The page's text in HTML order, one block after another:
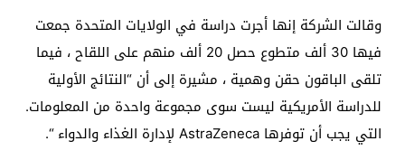
وقالت الشركة إنها أجرت دراسة في الولايات المتحدة جمعت
فيها 30 ألف متطوع حصل 20 ألف منهم على اللقاح ، فيما
تلقى الباقون حقن وهمية ، مشيرة إلى أن “النتائج الأولية
للدراسة الأمريكية ليست سوى مجموعة واحدة من المعلومات.
التي يجب أن توفرها AstraZeneca لإدارة الغذاء والدواء “.